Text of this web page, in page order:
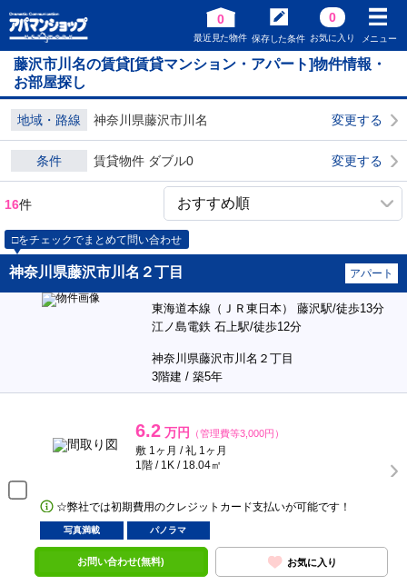
0
最近見た物件 保存した条件
0
お気に入り メニュー
藤沢市川名の賃貸[賃貸マンション・アパート]物件情報・
お部屋探し
地域・路線 神奈川県藤沢市川名 変更する
条件 賃貸物件 ダブル0 変更する
16件
□をチェックでまとめて問い合わせ
神奈川県藤沢市川名２丁目 アパート
東海道本線（ＪＲ東日本） 藤沢駅/徒歩13分
江ノ島電鉄 石上駅/徒歩12分
神奈川県藤沢市川名２丁目
3階建 / 築5年
6.2 万円 （管理費等3,000円）
敷 1ヶ月 / 礼 1ヶ月
1階 / 1K / 18.04㎡
☆弊社では初期費用のクレジットカード支払いが可能です！
写真満載 パノラマ
お問い合わせ(無料) お気に入り